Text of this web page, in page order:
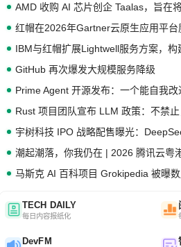
红帽在2026年Gartner云原生应用平
GitHub 再次爆发大规模服务降级
潮起潮落，你我仍在 | 2026 腾讯云粤
马斯克 AI 百科项目 Grokipedia 被曝
TECH DAILY
每日内容报纸化
DevFM